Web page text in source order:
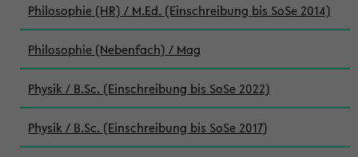
Philosophie (HR) / M.Ed. (Einschreibung bis SoSe 2014)
Philosophie (Nebenfach) / Mag
Physik / B.Sc. (Einschreibung bis SoSe 2022)
Physik / B.Sc. (Einschreibung bis SoSe 2017)